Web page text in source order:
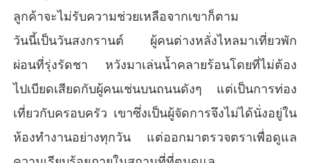
ลูกค้าจะไม่รับความช่วยเหลือจากเขาก็ตาม
วันนี้เป็นวันสงกรานต์ ผู้คนต่างหลั่งไหลมาเที่ยวพัก
ผ่อนที่รุ่งรัดชา หวังมาเล่นน้ำคลายร้อนโดยที่ไม่ต้อง
ไปเบียดเสียดกับผู้คนเช่นบนถนนดังๆ แต่เป็นการท่อง
เที่ยวกับครอบครัว เขาซึ่งเป็นผู้จัดการจึงไม่ได้นั่งอยู่ใน
ห้องทำงานอย่างทุกวัน แต่ออกมาตรวจตราเพื่อดูแล